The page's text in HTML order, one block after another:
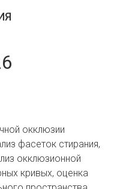
окклюзии
фасеток стирания,
окклюзионной
кривых, оценка